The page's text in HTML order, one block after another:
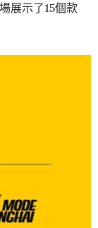
展示了15個款